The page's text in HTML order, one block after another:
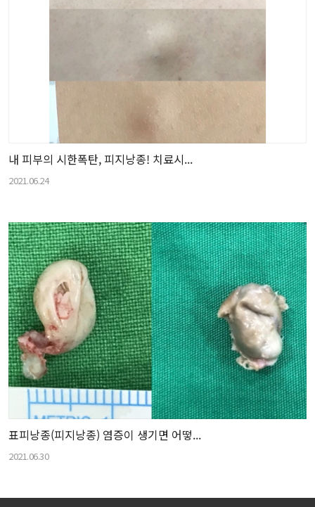
내 피부의 시한폭탄, 피지낭종! 치료시...
2021.06.24
표피낭종(피지낭종) 염증이 생기면 어떻...
2021.06.30